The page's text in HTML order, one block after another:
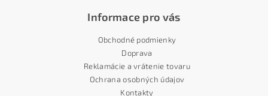
Informace pro vás
Obchodné podmienky
Doprava
Reklamácie a vrátenie tovaru
Ochrana osobných údajov
Kontakty